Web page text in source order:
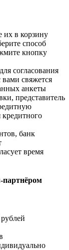
их в корзину
способ
кнопку
согласования
вами свяжется
анкеты
представитель
банк
время
партнёром